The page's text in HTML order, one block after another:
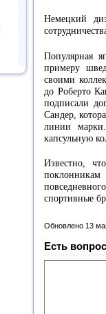
Немецкий
Популярная
примеру
своими
до Роберто
подписали
Сандер,
линии
капсульную
Известно,
спортивные
Обновлено 13
Есть